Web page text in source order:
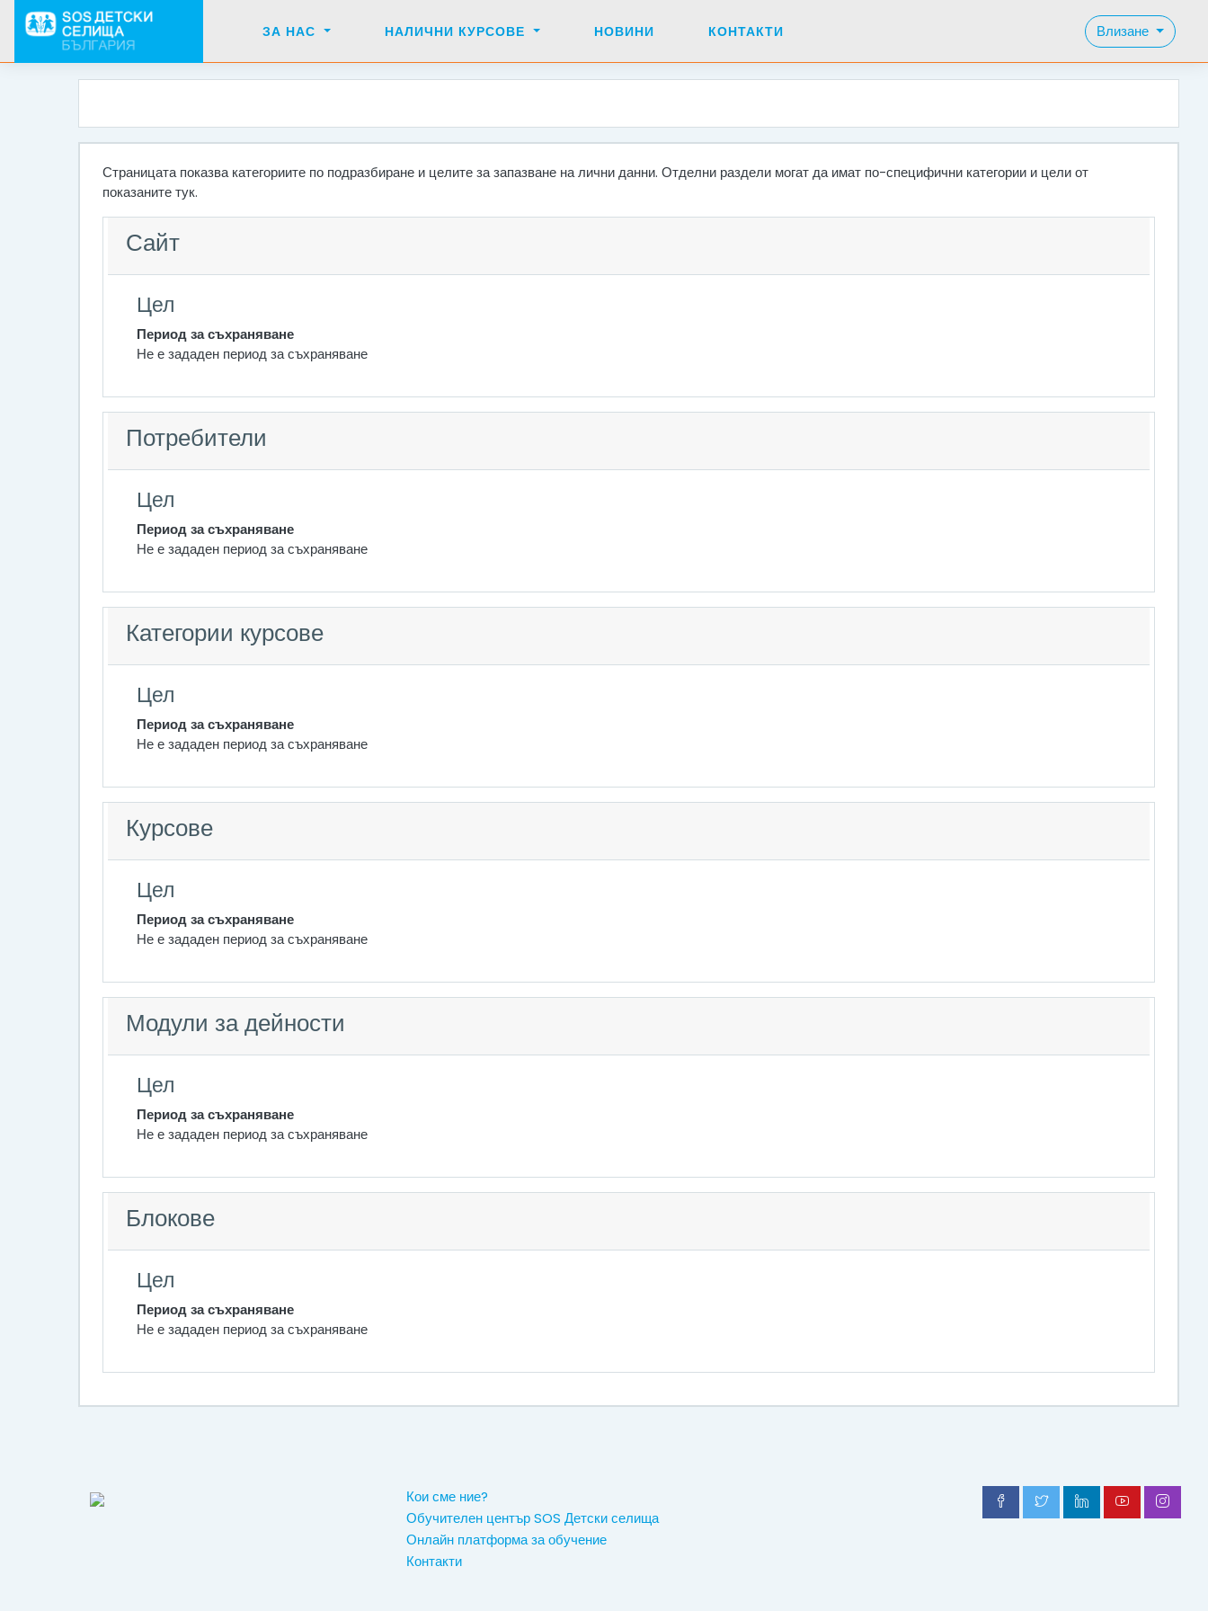
ЗА НАС НАЛИЧНИ КУРСОВЕ НОВИНИ КОНТАКТИ Влизане
Прескочи на основното съдържание
Страницата показва категориите по подразбиране и целите за запазване на лични данни. Отделни раздели могат да имат по-специфични категории и цели от
показаните тук.
Сайт
Цел
Период за съхраняване
Не е зададен период за съхраняване
Потребители
Цел
Период за съхраняване
Не е зададен период за съхраняване
Категории курсове
Цел
Период за съхраняване
Не е зададен период за съхраняване
Курсове
Цел
Период за съхраняване
Не е зададен период за съхраняване
Модули за дейности
Цел
Период за съхраняване
Не е зададен период за съхраняване
Блокове
Цел
Период за съхраняване
Не е зададен период за съхраняване
Кои сме ние?
Обучителен център SOS Детски селища
Онлайн платформа за обучение
Контакти